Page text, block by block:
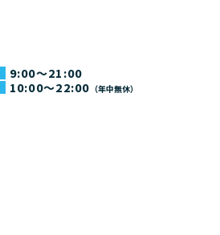
9:00～21:00
10:00～22:00 （年中無休）